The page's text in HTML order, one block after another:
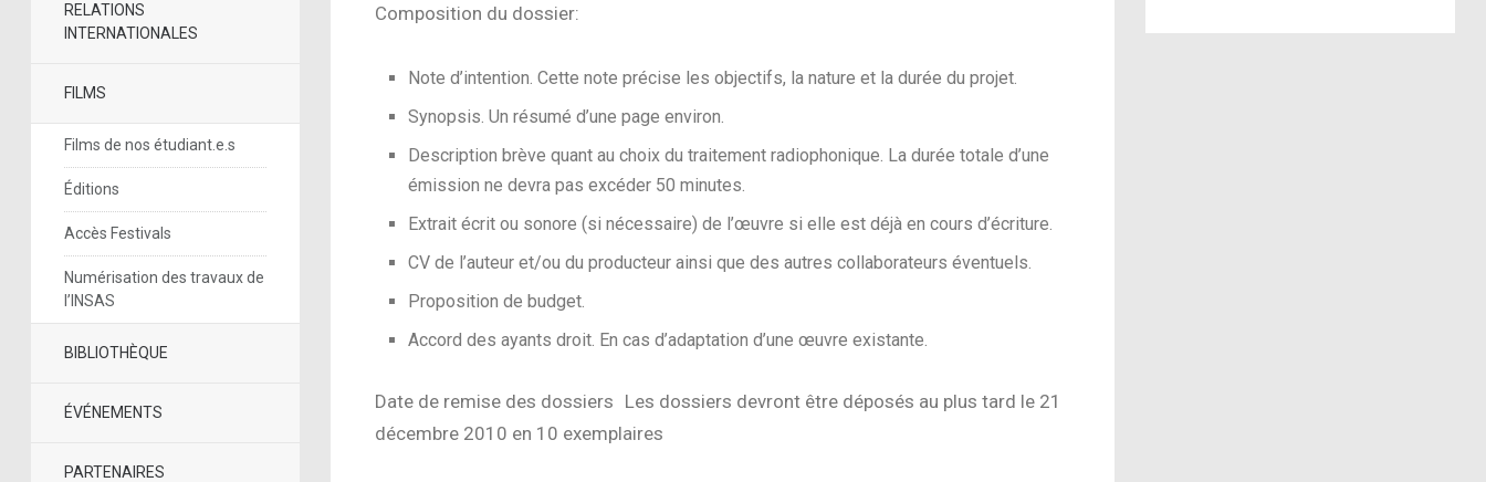
RELATIONS
INTERNATIONALES
FILMS
Films de nos étudiant.e.s
Éditions
Accès Festivals
Numérisation des travaux de
l’INSAS
BIBLIOTHÈQUE
ÉVÉNEMENTS
PARTENAIRES
Composition du dossier:
Note d’intention. Cette note précise les objectifs, la nature et la durée du projet.
Synopsis. Un résumé d’une page environ.
Description brève quant au choix du traitement radiophonique. La durée totale d’une
émission ne devra pas excéder 50 minutes.
Extrait écrit ou sonore (si nécessaire) de l’œuvre si elle est déjà en cours d’écriture.
CV de l’auteur et/ou du producteur ainsi que des autres collaborateurs éventuels.
Proposition de budget.
Accord des ayants droit. En cas d’adaptation d’une œuvre existante.
Date de remise des dossiers Les dossiers devront être déposés au plus tard le 21
décembre 2010 en 10 exemplaires